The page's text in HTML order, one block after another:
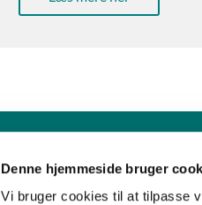
Denne hjemmeside bruger
Vi bruger cookies til at tilpasse